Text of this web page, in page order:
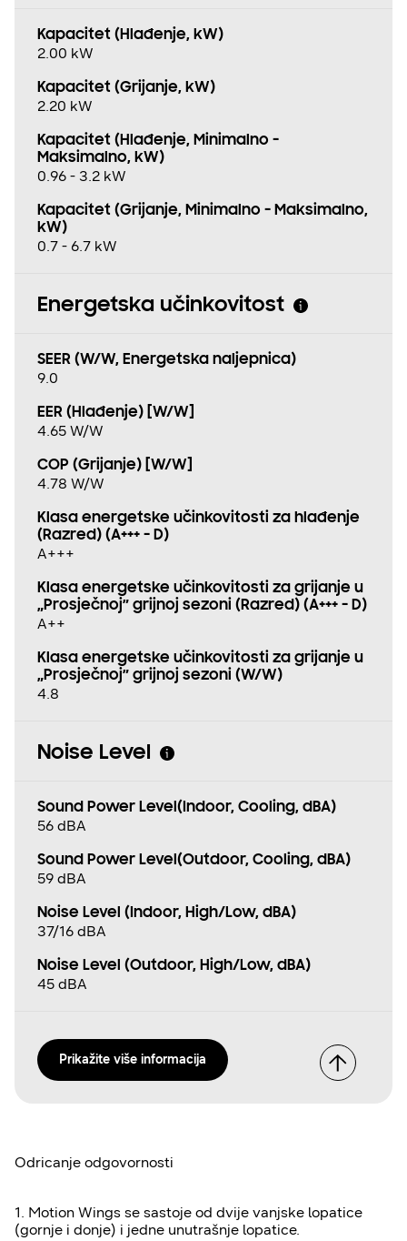
Kapacitet (Hlađenje, kW)
2.00 kW
Kapacitet (Grijanje, kW)
2.20 kW
Kapacitet (Hlađenje, Minimalno -
Maksimalno, kW)
0.96 - 3.2 kW
Kapacitet (Grijanje, Minimalno - Maksimalno,
kW)
0.7 - 6.7 kW
Energetska učinkovitost
SEER (W/W, Energetska naljepnica)
9.0
EER (Hlađenje) [W/W]
4.65 W/W
COP (Grijanje) [W/W]
4.78 W/W
Klasa energetske učinkovitosti za hlađenje
(Razred) (A+++ - D)
A+++
Klasa energetske učinkovitosti za grijanje u
„Prosječnoj” grijnoj sezoni (Razred) (A+++ - D)
A++
Klasa energetske učinkovitosti za grijanje u
„Prosječnoj” grijnoj sezoni (W/W)
4.8
Noise Level
Sound Power Level(Indoor, Cooling, dBA)
56 dBA
Sound Power Level(Outdoor, Cooling, dBA)
59 dBA
Noise Level (Indoor, High/Low, dBA)
37/16 dBA
Noise Level (Outdoor, High/Low, dBA)
45 dBA
Prikažite više informacija
Odricanje odgovornosti
1. Motion Wings se sastoje od dvije vanjske lopatice
(gornje i donje) i jedne unutrašnje lopatice.